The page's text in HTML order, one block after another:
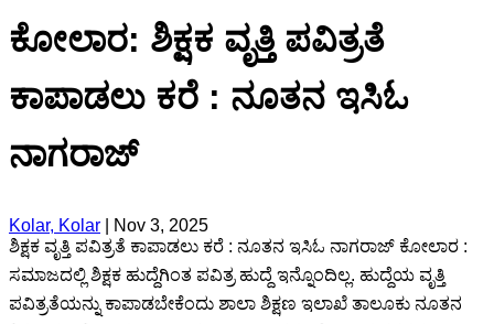
ಕೋಲಾರ: ಶಿಕ್ಷಕ ವೃತ್ತಿ ಪವಿತ್ರತೆ
ಕಾಪಾಡಲು ಕರೆ : ನೂತನ ಇಸಿಓ
ನಾಗರಾಜ್
Kolar, Kolar
Nov 3, 2025
ಶಿಕ್ಷಕ ವೃತ್ತಿ ಪವಿತ್ರತೆ ಕಾಪಾಡಲು ಕರೆ : ನೂತನ ಇಸಿಓ ನಾಗರಾಜ್ ಕೋಲಾರ :
ಸಮಾಜದಲ್ಲಿ ಶಿಕ್ಷಕ ಹುದ್ದೆಗಿಂತ ಪವಿತ್ರ ಹುದ್ದೆ ಇನ್ನೊಂದಿಲ್ಲ. ಹುದ್ದೆಯ ವೃತ್ತಿ
ಪವಿತ್ರತೆಯನ್ನು ಕಾಪಾಡಬೇಕೆಂದು ಶಾಲಾ ಶಿಕ್ಷಣ ಇಲಾಖೆ ತಾಲೂಕು ನೂತನ